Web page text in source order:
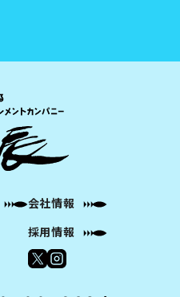
会社情報
採用情報